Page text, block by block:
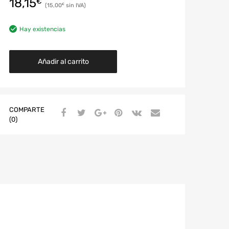
18,15 15,00€
Hay existencias
Añadir al carrito
COMPARTE
(0)